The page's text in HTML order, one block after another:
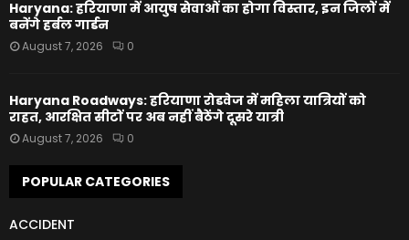
Haryana: हरियाणा में आयुष सेवाओं का होगा विस्तार, इन जिलों में
बनेंगे हर्बल गार्डन
August 7, 2026 0
Haryana Roadways: हरियाणा रोडवेज में महिला यात्रियों को
राहत, आरक्षित सीटों पर अब नहीं बैठेंगे दूसरे यात्री
August 7, 2026 0
POPULAR CATEGORIES
ACCIDENT